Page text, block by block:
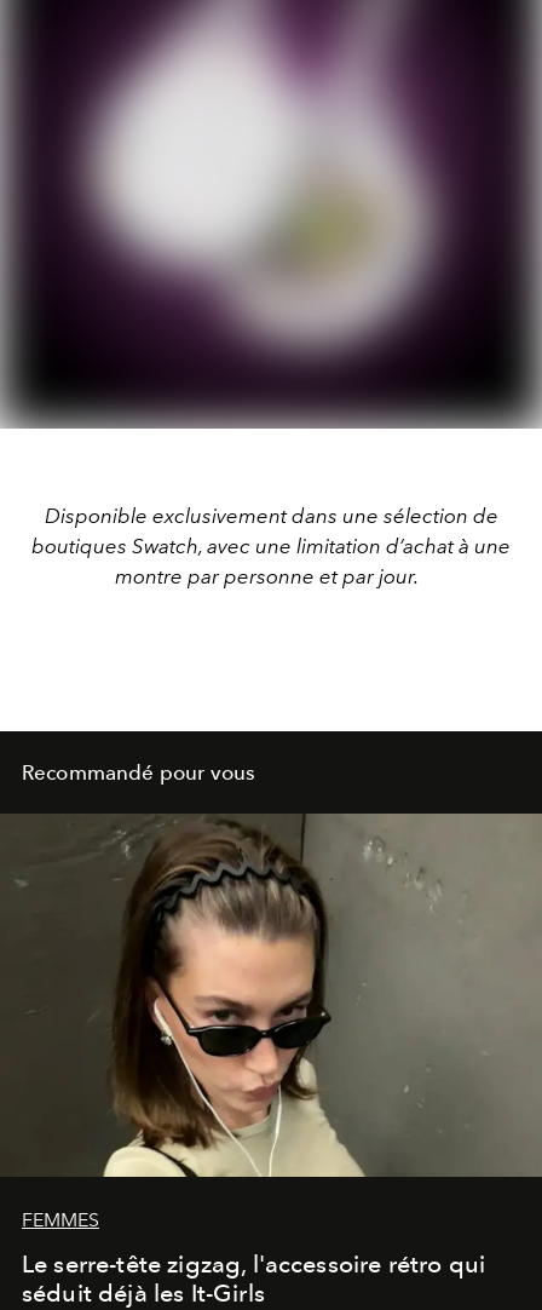
Disponible exclusivement dans une sélection de
boutiques Swatch, avec une limitation d’achat à une
montre par personne et par jour.
Recommandé pour vous
FEMMES
Le serre-tête zigzag, l'accessoire rétro qui
séduit déjà les It-Girls